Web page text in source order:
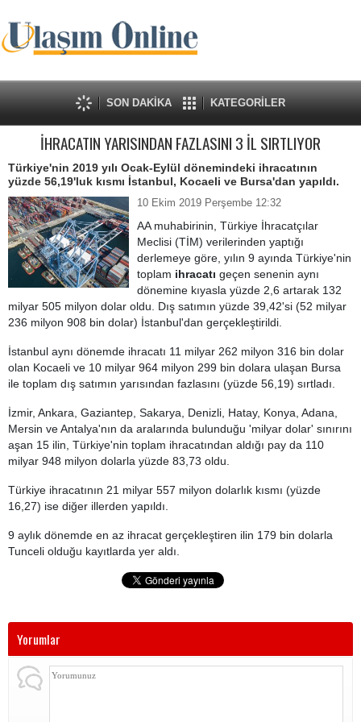
SON DAKİKA KATEGORİLER
İHRACATIN YARISINDAN FAZLASINI 3 İL SIRTLIYOR
Türkiye'nin 2019 yılı Ocak-Eylül dönemindeki ihracatının
yüzde 56,19'luk kısmı İstanbul, Kocaeli ve Bursa'dan yapıldı.
10 Ekim 2019 Perşembe 12:32
AA muhabirinin, Türkiye İhracatçılar
Meclisi (TİM) verilerinden yaptığı
derlemeye göre, yılın 9 ayında Türkiye'nin
toplam ihracatı geçen senenin aynı
dönemine kıyasla yüzde 2,6 artarak 132
milyar 505 milyon dolar oldu. Dış satımın yüzde 39,42'si (52 milyar
236 milyon 908 bin dolar) İstanbul'dan gerçekleştirildi.
İstanbul aynı dönemde ihracatı 11 milyar 262 milyon 316 bin dolar
olan Kocaeli ve 10 milyar 964 milyon 299 bin dolara ulaşan Bursa
ile toplam dış satımın yarısından fazlasını (yüzde 56,19) sırtladı.
İzmir, Ankara, Gaziantep, Sakarya, Denizli, Hatay, Konya, Adana,
Mersin ve Antalya'nın da aralarında bulunduğu 'milyar dolar' sınırını
aşan 15 ilin, Türkiye'nin toplam ihracatından aldığı pay da 110
milyar 948 milyon dolarla yüzde 83,73 oldu.
Türkiye ihracatının 21 milyar 557 milyon dolarlık kısmı (yüzde
16,27) ise diğer illerden yapıldı.
9 aylık dönemde en az ihracat gerçekleştiren ilin 179 bin dolarla
Tunceli olduğu kayıtlarda yer aldı.
Yorumlar